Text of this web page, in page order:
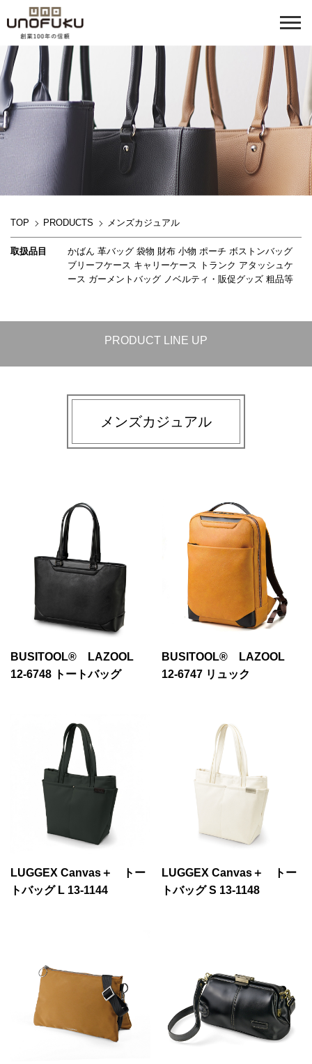
TOP PRODUCTS メンズカジュアル
取扱品目
かばん 革バッグ 袋物 財布 小物 ポーチ ボストンバッグ
ブリーフケース キャリーケース トランク アタッシュケ
ース ガーメントバッグ ノベルティ・販促グッズ 粗品等
PRODUCT LINE UP
メンズカジュアル
BUSITOOL® LAZOOL
12-6748 トートバッグ
BUSITOOL® LAZOOL
12-6747 リュック
LUGGEX Canvas＋ トー
トバッグ L 13-1144
LUGGEX Canvas＋ トー
トバッグ S 13-1148